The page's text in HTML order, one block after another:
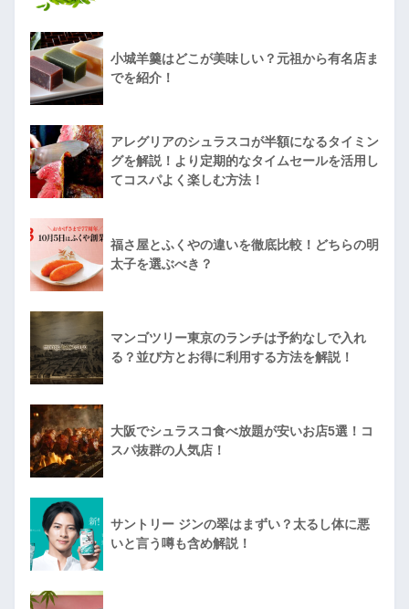
小城羊羹はどこが美味しい？元祖から有名店ま
でを紹介！
アレグリアのシュラスコが半額になるタイミン
グを解説！より定期的なタイムセールを活用し
てコスパよく楽しむ方法！
福さ屋とふくやの違いを徹底比較！どちらの明
太子を選ぶべき？
マンゴツリー東京のランチは予約なしで入れ
る？並び方とお得に利用する方法を解説！
大阪でシュラスコ食べ放題が安いお店5選！コ
スパ抜群の人気店！
サントリー ジンの翠はまずい？太るし体に悪
いと言う噂も含め解説！